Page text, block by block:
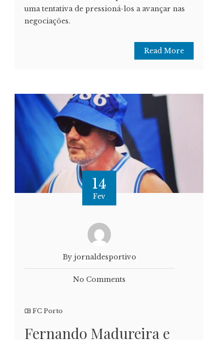
uma tentativa de pressioná-los a avançar nas
negociações.
Read More
14
Fev
By jornaldesportivo
No Comments
FC Porto
Fernando Madureira e